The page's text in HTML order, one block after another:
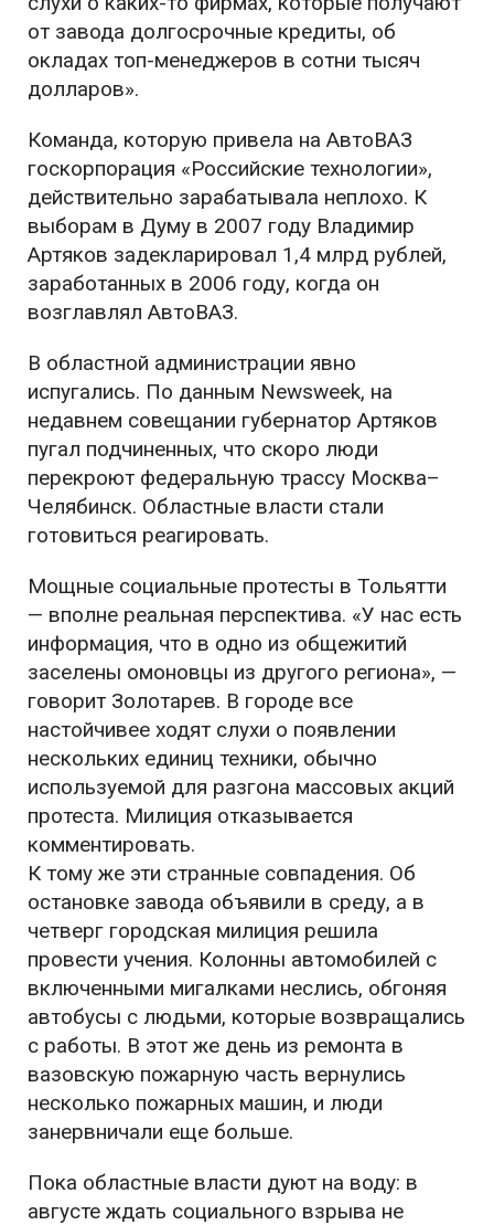
от завода долгосрочные кредиты, об
окладах топ-менеджеров в сотни тысяч
долларов».
Команда, которую привела на АвтоВАЗ
госкорпорация «Российские технологии»,
действительно зарабатывала неплохо. К
выборам в Думу в 2007 году Владимир
Артяков задекларировал 1,4 млрд рублей,
заработанных в 2006 году, когда он
возглавлял АвтоВАЗ.
В областной администрации явно
испугались. По данным Newsweek, на
недавнем совещании губернатор Артяков
пугал подчиненных, что скоро люди
перекроют федеральную трассу Москва–
Челябинск. Областные власти стали
готовиться реагировать.
Мощные социальные протесты в Тольятти
— вполне реальная перспектива. «У нас есть
информация, что в одно из общежитий
заселены омоновцы из другого региона», —
говорит Золотарев. В городе все
настойчивее ходят слухи о появлении
нескольких единиц техники, обычно
используемой для разгона массовых акций
протеста. Милиция отказывается
комментировать.
К тому же эти странные совпадения. Об
остановке завода объявили в среду, а в
четверг городская милиция решила
провести учения. Колонны автомобилей с
включенными мигалками неслись, обгоняя
автобусы с людьми, которые возвращались
с работы. В этот же день из ремонта в
вазовскую пожарную часть вернулись
несколько пожарных машин, и люди
занервничали еще больше.
Пока областные власти дуют на воду: в
августе ждать социального взрыва не